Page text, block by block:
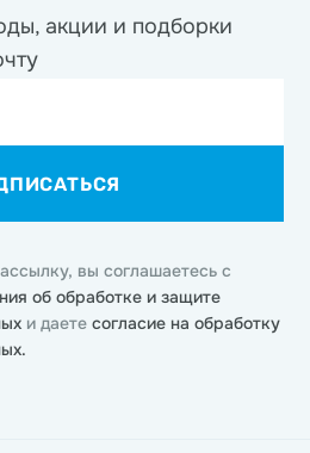
акции и подборки
вы соглашаетесь с
об обработке и защите
и даете согласие на обработку